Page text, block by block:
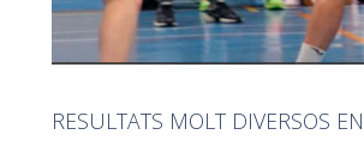
RESULTATS MOLT DIVERSOS